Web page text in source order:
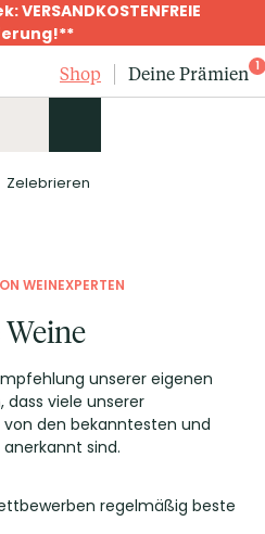
Shop
Deine Prämien 1
Zelebrieren
WEINEXPERTEN
unserer eigenen
dass viele unserer
den bekanntesten und
sind.
regelmäßig beste